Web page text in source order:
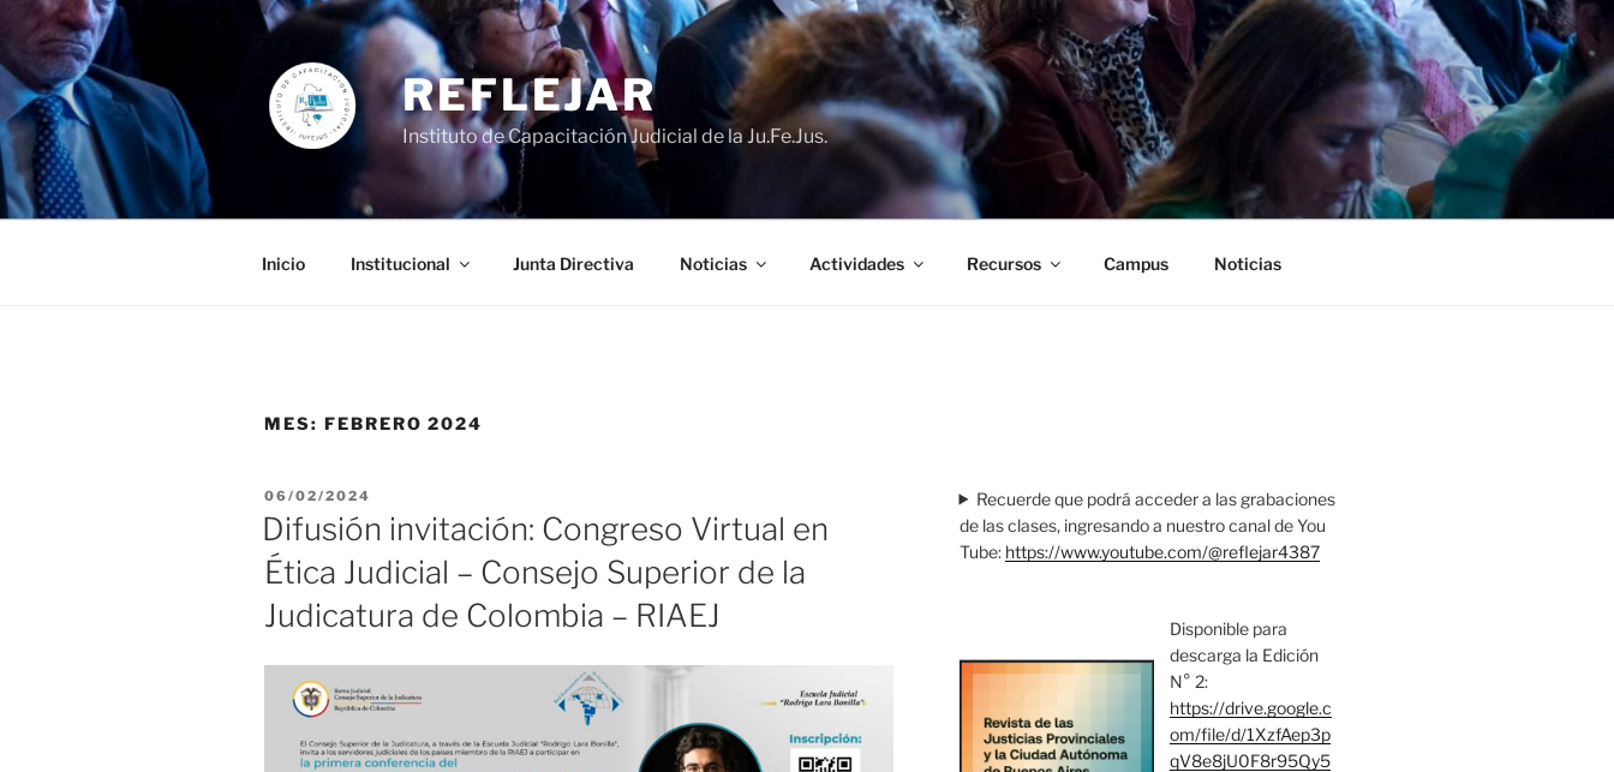
contenido
REFLEJAR
Instituto de Capacitación Judicial de la Ju.Fe.Jus.
Inicio Institucional Junta Directiva Noticias Actividades Recursos Campus Noticias
MES: FEBRERO 2024
PUBLICADO
EL
06/02/2024
Difusión invitación: Congreso Virtual en
Ética Judicial – Consejo Superior de la
Judicatura de Colombia – RIAEJ
Recuerde que podrá acceder a las grabaciones
de las clases, ingresando a nuestro canal de You
Tube: https://www.youtube.com/@reflejar4387
Disponible para
descarga la Edición
N° 2:
https://drive.google.c
om/file/d/1XzfAep3p
qV8e8jU0F8r95Qy5